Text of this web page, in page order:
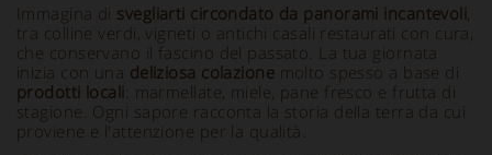
Immagina di svegliarti circondato da panorami incantevoli,
tra colline verdi, vigneti o antichi casali restaurati con cura,
che conservano il fascino del passato. La tua giornata
inizia con una deliziosa colazione molto spesso a base di
prodotti locali: marmellate, miele, pane fresco e frutta di
stagione. Ogni sapore racconta la storia della terra da cui
proviene e l'attenzione per la qualità.